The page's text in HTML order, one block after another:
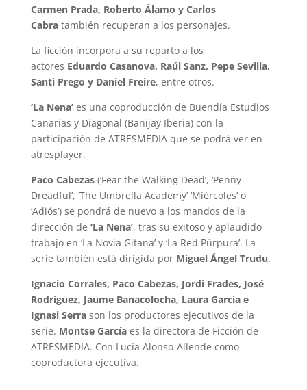
Carmen Prada, Roberto Álamo y Carlos
Cabratambién recuperan a los personajes.
La ficción incorpora a su reparto a los
actores Eduardo Casanova, Raúl Sanz, Pepe Sevilla,
Santi Prego y Daniel Freire, entre otros.
‘La Nena’es una coproducción de Buendía Estudios
Canarias y Diagonal (Banijay Iberia) con la
participación de ATRESMEDIA que se podrá ver en
atresplayer.
Paco Cabezas(‘Fear the Walking Dead’, ‘Penny
Dreadful’, ‘The Umbrella Academy’ ‘Miércoles’ o
‘Adiós’) se pondrá de nuevo a los mandos de la
dirección de ‘La Nena’, tras su exitoso y aplaudido
trabajo en ‘La Novia Gitana’ y ‘La Red Púrpura’. La
serie también está dirigida por Miguel Ángel Trudu.
Ignacio Corrales, Paco Cabezas, Jordi Frades, José
Rodriguez, Jaume Banacolocha, Laura García e
Ignasi Serrason los productores ejecutivos de la
serie. Montse Garcíaes la directora de Ficción de
ATRESMEDIA. Con Lucía Alonso-Allende como
coproductora ejecutiva.